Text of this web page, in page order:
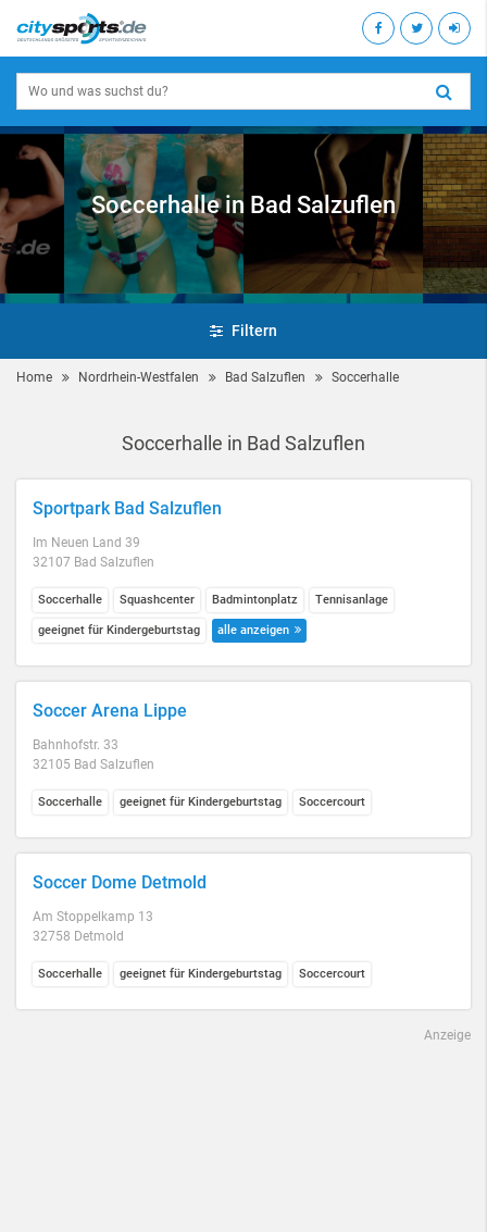
Soccerhalle in Bad Salzuflen
Filtern
Home Nordrhein-Westfalen Bad Salzuflen Soccerhalle
Soccerhalle in Bad Salzuflen
Sportpark Bad Salzuflen
Im Neuen Land 39
32107 Bad Salzuflen
Soccerhalle Squashcenter Badmintonplatz Tennisanlage
geeignet für Kindergeburtstag alle anzeigen
Soccer Arena Lippe
Bahnhofstr. 33
32105 Bad Salzuflen
Soccerhalle geeignet für Kindergeburtstag Soccercourt
Soccer Dome Detmold
Am Stoppelkamp 13
32758 Detmold
Soccerhalle geeignet für Kindergeburtstag Soccercourt
Anzeige